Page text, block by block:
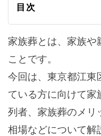
目次
家族葬とは、家族や
ことです。
今回は、東京都江東
ている方に向けて家
列者、家族葬のメリ
相場などについて解